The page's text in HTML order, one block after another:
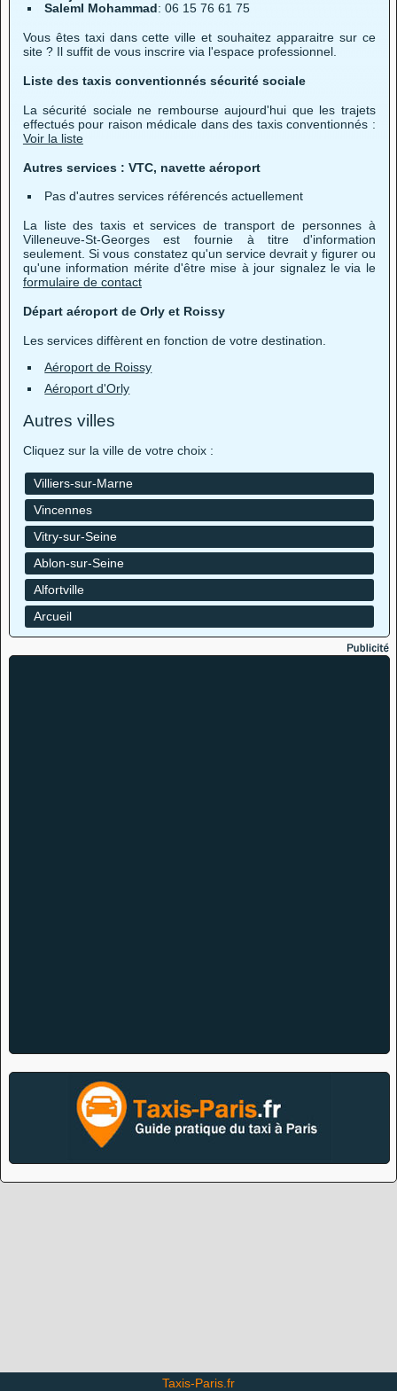
SalemI Mohammad: 06 15 76 61 75
Vous êtes taxi dans cette ville et souhaitez apparaitre sur ce
site ? Il suffit de vous inscrire via l'espace professionnel.
Liste des taxis conventionnés sécurité sociale
La sécurité sociale ne rembourse aujourd'hui que les trajets
effectués pour raison médicale dans des taxis conventionnés :
Voir la liste
Autres services : VTC, navette aéroport
Pas d'autres services référencés actuellement
La liste des taxis et services de transport de personnes à
Villeneuve-St-Georges est fournie à titre d'information
seulement. Si vous constatez qu'un service devrait y figurer ou
qu'une information mérite d'être mise à jour signalez le via le
formulaire de contact
Départ aéroport de Orly et Roissy
Les services diffèrent en fonction de votre destination.
Aéroport de Roissy
Aéroport d'Orly
Autres villes
Cliquez sur la ville de votre choix :
Villiers-sur-Marne
Vincennes
Vitry-sur-Seine
Ablon-sur-Seine
Alfortville
Arcueil
Taxis-Paris.fr